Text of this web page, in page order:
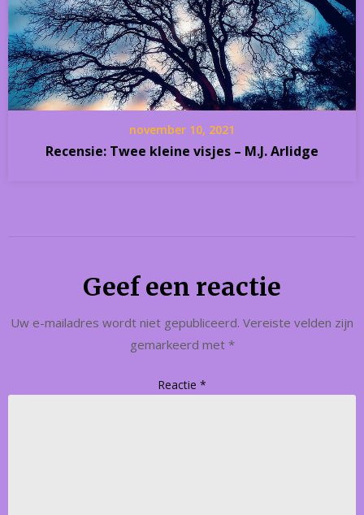
november 10, 2021
Recensie: Twee kleine visjes – M.J. Arlidge
Geef een reactie
Uw e-mailadres wordt niet gepubliceerd. Vereiste velden zijn
gemarkeerd met *
Reactie *